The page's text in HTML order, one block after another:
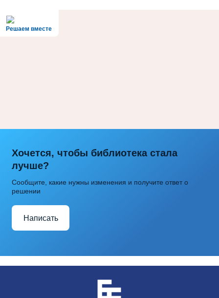
Решаем вместе
Хочется, чтобы библиотека стала
лучше?
Сообщите, какие нужны изменения и получите ответ о
решении
Написать